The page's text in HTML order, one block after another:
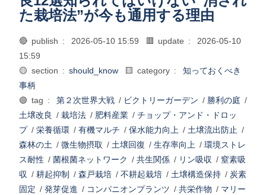
た栽培法”が今も通用する理由
🔴 publish : 2026-05-10 15:59 🟥 update :
2026-05-10
15:59
🟡 section : should_know 🟨 category :
知っておくべき
事柄
🟢 tag :
第２次世界大戦 / ビクトリーガーデン / 勝利の庭 /
土壌改良 / 栽培法 / 肥料産業 / チョップ・アンド・ドロッ
プ/ 栄養循環 / 有機マルチ / 保水能力向上 / 土壌流出防止 /
森林の土 / 微生物摂取 / 土壌回復 / 生存率向上 / 環境ストレ
ス耐性 / 菌根菌ネットワーク / 共生関係 / リン吸収 / 窒素吸
収 / 耕起抑制 / 森戸栽培 / 不耕起栽培 / 土壌構造保持 / 炭素
固定 / 発芽促進 / コンパニオンプランツ / 共栄作物 / マリー